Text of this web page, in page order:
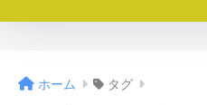
ホーム タグ